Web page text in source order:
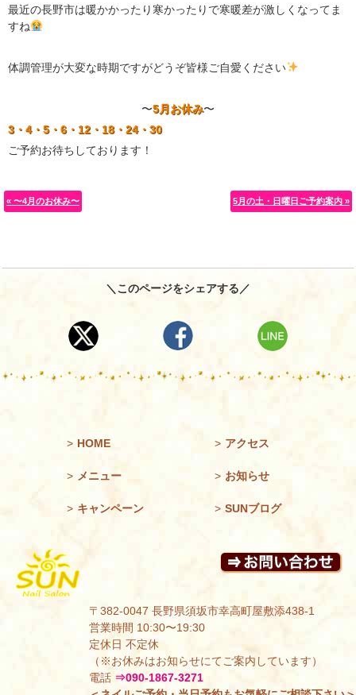
最近の長野市は暖かかったり寒かったりで寒暖差が激しくなってま
すね
体調管理が大変な時期ですがどうぞ皆様ご自愛ください
〜5月お休み〜
3・4・5・6・12・18・24・30
ご予約お待ちしております！
« 〜4月のお休み〜 5月の土・日曜日ご予約案内 »
＼このページをシェアする／
> HOME
> メニュー
> キャンペーン
> アクセス
> お知らせ
> SUNブログ
〒382-0047 長野県須坂市幸高町屋敷添438-1
営業時間 10:30〜19:30
定休日 不定休
（※お休みはお知らせにてご案内しています）
電話 ⇒090-1867-3271